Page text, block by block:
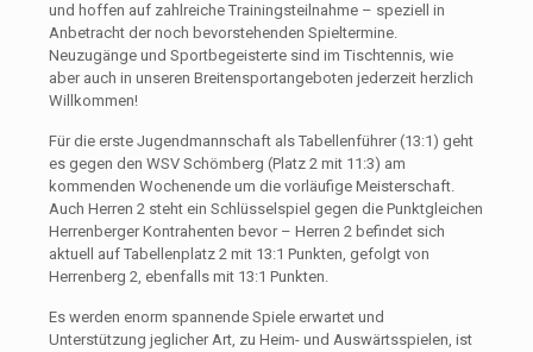
und hoffen auf zahlreiche Trainingsteilnahme – speziell in
Anbetracht der noch bevorstehenden Spieltermine.
Neuzugänge und Sportbegeisterte sind im Tischtennis, wie
aber auch in unseren Breitensportangeboten jederzeit herzlich
Willkommen!
Für die erste Jugendmannschaft als Tabellenführer (13:1) geht
es gegen den WSV Schömberg (Platz 2 mit 11:3) am
kommenden Wochenende um die vorläufige Meisterschaft.
Auch Herren 2 steht ein Schlüsselspiel gegen die Punktgleichen
Herrenberger Kontrahenten bevor – Herren 2 befindet sich
aktuell auf Tabellenplatz 2 mit 13:1 Punkten, gefolgt von
Herrenberg 2, ebenfalls mit 13:1 Punkten.
Es werden enorm spannende Spiele erwartet und
Unterstützung jeglicher Art, zu Heim- und Auswärtsspielen, ist